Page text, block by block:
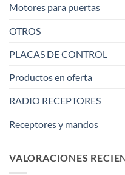
Motores para puertas
OTROS
PLACAS DE CONTROL
Productos en oferta
RADIO RECEPTORES
Receptores y mandos
VALORACIONES